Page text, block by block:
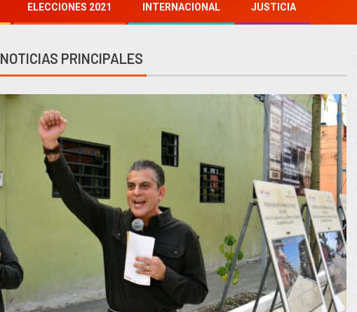
ELECCIONES 2021 INTERNACIONAL JUSTICIA
NOTICIAS PRINCIPALES